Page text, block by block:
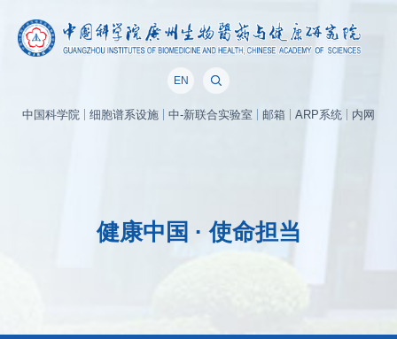
EN
中国科学院 细胞谱系设施 中-新联合实验室 邮箱 ARP系统 内网
健康中国 · 使命担当